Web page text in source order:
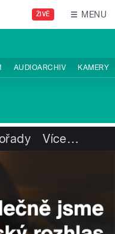
ŽIVĚ MENU
AUDIOARCHIV KAMERY
Více…